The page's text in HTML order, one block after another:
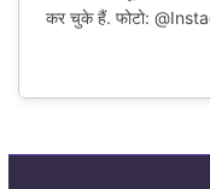
कर चुके हैं. फोटो: